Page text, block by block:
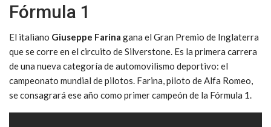
Fórmula 1
El italiano Giuseppe Farina gana el Gran Premio de Inglaterra
que se corre en el circuito de Silverstone. Es la primera carrera
de una nueva categoría de automovilismo deportivo: el
campeonato mundial de pilotos. Farina, piloto de Alfa Romeo,
se consagrará ese año como primer campeón de la Fórmula 1.